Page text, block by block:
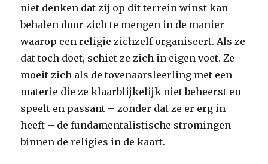
niet denken dat zij op dit terrein winst kan
behalen door zich te mengen in de manier
waarop een religie zichzelf organiseert. Als ze
dat toch doet, schiet ze zich in eigen voet. Ze
moeit zich als de tovenaarsleerling met een
materie die ze klaarblijkelijk niet beheerst en
speelt en passant – zonder dat ze er erg in
heeft – de fundamentalistische stromingen
binnen de religies in de kaart.